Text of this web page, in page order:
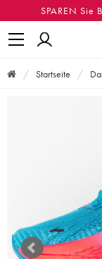
SPAREN Sie
Startseite